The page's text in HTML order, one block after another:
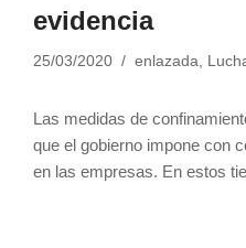
evidencia
25/03/2020 enlazada,
Las medidas de
que el gobierno impone con
en las empresas. En estos